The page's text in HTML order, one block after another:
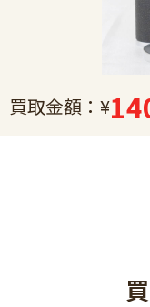
買取金額：¥